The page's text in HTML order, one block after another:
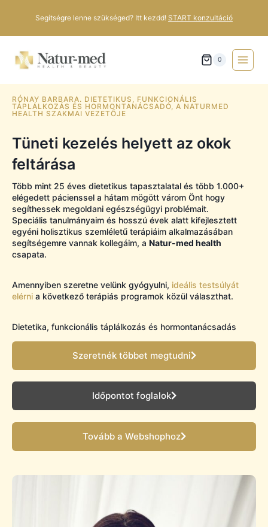
Segítségre lenne szükséged? Itt kezdd! START konzultáció
0
RÓNAY BARBARA. DIETETIKUS, FUNKCIONÁLIS
TÁPLÁLKOZÁS ÉS HORMONTANÁCSADÓ, A NATURMED
HEALTH SZAKMAI VEZETŐJE
Tüneti kezelés helyett az okok
feltárása
Több mint 25 éves dietetikus tapasztalatal és több 1.000+
elégedett pácienssel a hátam mögött várom Önt hogy
segíthessek megoldani egészségügyi problémait.
Speciális tanulmányaim és hosszú évek alatt kifejlesztett
egyéni holisztikus szemléletű terápiáim alkalmazásában
segítségemre vannak kollegáim, a Natur-med health
csapata.
Amennyiben szeretne velünk gyógyulni, ideális testsúlyát
elérni a következő terápiás programok közül választhat.
Dietetika, funkcionális táplálkozás és hormontanácsadás
Szeretnék többet megtudni
Időpontot foglalok
Tovább a Webshophoz